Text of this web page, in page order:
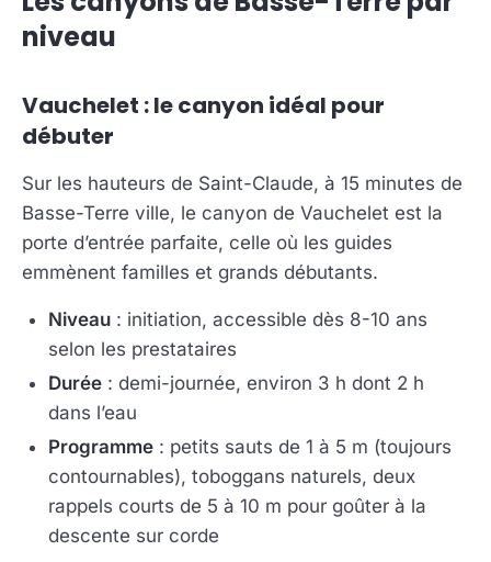
niveau
Vauchelet : le canyon idéal pour
débuter
Sur les hauteurs de Saint-Claude, à 15 minutes de
Basse-Terre ville, le canyon de Vauchelet est la
porte d’entrée parfaite, celle où les guides
emmènent familles et grands débutants.
Niveau : initiation, accessible dès 8-10 ans
selon les prestataires
Durée : demi-journée, environ 3 h dont 2 h
dans l’eau
Programme : petits sauts de 1 à 5 m (toujours
contournables), toboggans naturels, deux
rappels courts de 5 à 10 m pour goûter à la
descente sur corde